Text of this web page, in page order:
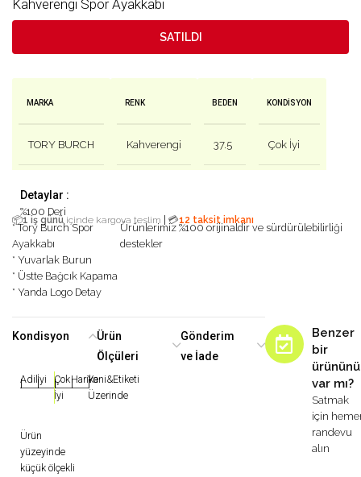
Kahverengi Spor Ayakkabı
SATILDI
MARKA
TORY BURCH
RENK
Kahverengi
BEDEN
37.5
KONDISYON
Çok İyi
Detaylar :
%100 Deri
📦1 iş günü içinde kargoya teslim 💳12 taksit imkanı
* Tory Burch Spor
Ayakkabı
* Yuvarlak Burun
* Üstte Bağcık Kapama
* Yanda Logo Detay
Ürünlerimiz %100 orijinaldir ve sürdürülebilirliği
destekler
Kondisyon
|Adil|İyi |Çok
İyi
|Harika
|Yeni&Etiketi
Üzerinde
Ürün
yüzeyinde
küçük ölçekli
Ürün
Ölçüleri
Gönderim
ve İade
Benzer
bir
var mı?
Satmak
için
randevu
alın